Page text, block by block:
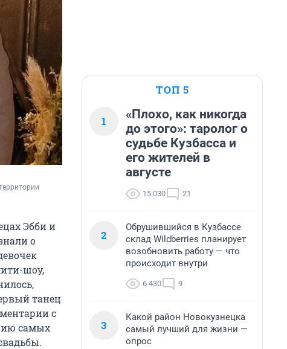
Эбби и
о
шоу,
танец
с
самых
ТОП 5
1
«Плохо, как никогда
до этого»: таролог о
судьбе Кузбасса и
его жителей в
августе
15 030 21
2
Обрушившийся в Кузбассе
склад Wildberries планирует
возобновить работу — что
происходит внутри
6 430 9
3
Какой район Новокузнецка
самый лучший для жизни —
опрос